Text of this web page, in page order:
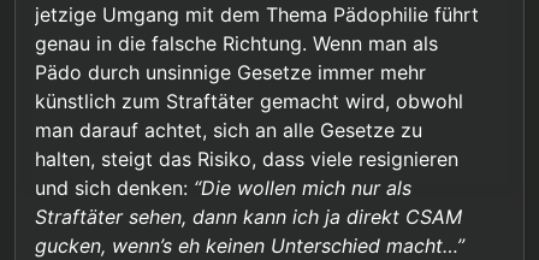
für ihre Taten verantworten müssen.
jetzige Umgang mit dem Thema Pädophilie führt
genau in die falsche Richtung. Wenn man als
Pädo durch unsinnige Gesetze immer mehr
künstlich zum Straftäter gemacht wird, obwohl
man darauf achtet, sich an alle Gesetze zu
halten, steigt das Risiko, dass viele resignieren
und sich denken: “Die wollen mich nur als
Straftäter sehen, dann kann ich ja direkt CSAM
gucken, wenn’s eh keinen Unterschied macht…”